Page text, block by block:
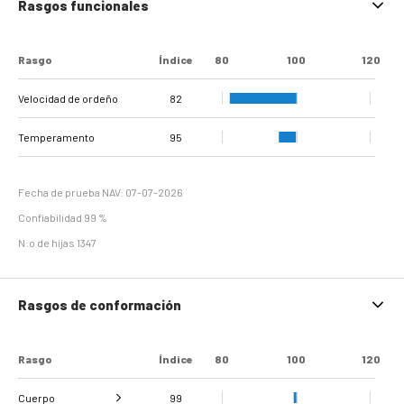
Rasgos funcionales
Rasgo Índice 80 100 120
Velocidad de ordeño 82
Temperamento 95
Fecha de prueba NAV: 07-07-2026
Confiabilidad 99 %
N:o de hijas 1347
Rasgos de conformación
Rasgo Índice 80 100 120
Cuerpo 99